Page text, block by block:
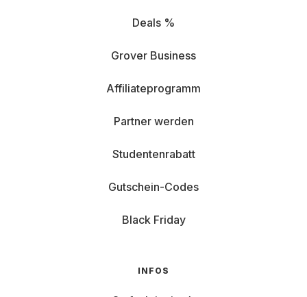
Deals %
Grover Business
Affiliateprogramm
Partner werden
Studentenrabatt
Gutschein-Codes
Black Friday
INFOS